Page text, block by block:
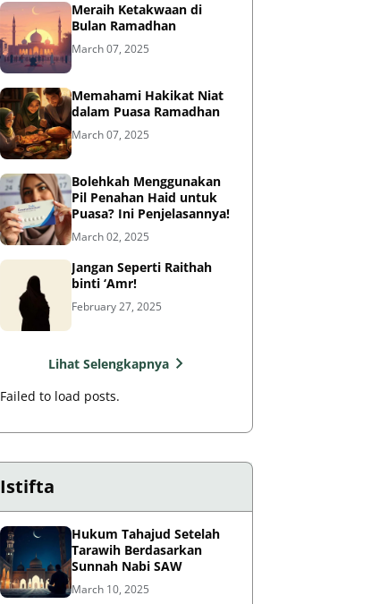
Meraih Ketakwaan di
Bulan Ramadhan
March 07, 2025
Memahami Hakikat Niat
dalam Puasa Ramadhan
March 07, 2025
Bolehkah Menggunakan
Pil Penahan Haid untuk
Puasa? Ini Penjelasannya!
March 02, 2025
Jangan Seperti Raithah
binti ‘Amr!
February 27, 2025
Lihat Selengkapnya
Failed to load posts.
Istifta
Hukum Tahajud Setelah
Tarawih Berdasarkan
Sunnah Nabi SAW
March 10, 2025